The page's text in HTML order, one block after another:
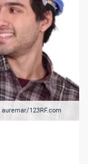
123RF.com